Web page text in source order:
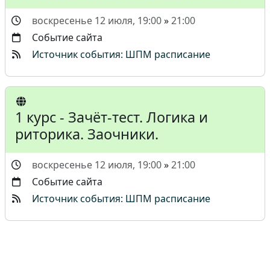
воскресенье 12 июля, 19:00»21:00
Событие сайта
Источник события: ШПМ расписание
1 курс - Зачёт-тест. Логика и
риторика. Заочники.
воскресенье 12 июля, 19:00»21:00
Событие сайта
Источник события: ШПМ расписание